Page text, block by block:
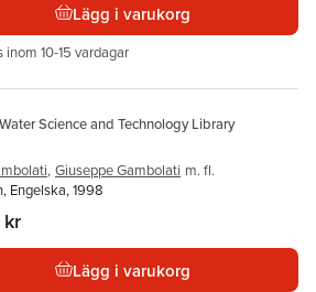
Lägg i varukorg
inom 10-15 vardagar
Science and Technology Library
, Giuseppe Gambolati m. fl.
Engelska, 1998
Lägg i varukorg